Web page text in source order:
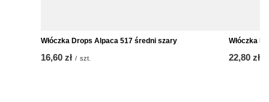
Włóczka Drops Alpaca 517 średni szary
/ szt.
Włóczka Drops Air
/ szt.